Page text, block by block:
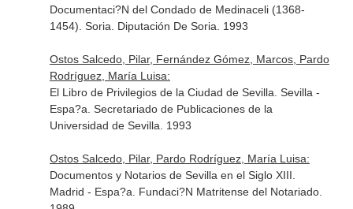
Documentaci?N del Condado de Medinaceli (1368-
1454). Soria. Diputación De Soria. 1993
Ostos Salcedo, Pilar, Fernández Gómez, Marcos, Pardo
Rodríguez, María Luisa:
El Libro de Privilegios de la Ciudad de Sevilla. Sevilla -
Espa?a. Secretariado de Publicaciones de la
Universidad de Sevilla. 1993
Ostos Salcedo, Pilar, Pardo Rodríguez, María Luisa:
Documentos y Notarios de Sevilla en el Siglo XIII.
Madrid - Espa?a. Fundaci?N Matritense del Notariado.